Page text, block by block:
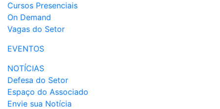
Cursos Presenciais
On Demand
Vagas do Setor
EVENTOS
NOTÍCIAS
Defesa do Setor
Espaço do Associado
Envie sua Notícia